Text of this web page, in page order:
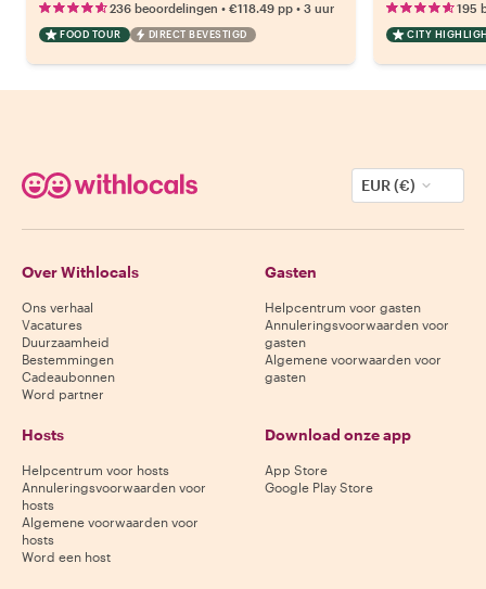
236 beoordelingen • €118.49 pp • 3 uur
FOOD TOUR DIRECT BEVESTIGD
195
CITY
EUR (€)
Over Withlocals
Ons verhaal
Vacatures
Duurzaamheid
Bestemmingen
Cadeaubonnen
Word partner
Gasten
Helpcentrum voor gasten
Annuleringsvoorwaarden voor
gasten
Algemene voorwaarden voor
gasten
Hosts
Helpcentrum voor hosts
Annuleringsvoorwaarden voor
hosts
Algemene voorwaarden voor
hosts
Word een host
Download onze app
App Store
Google Play Store